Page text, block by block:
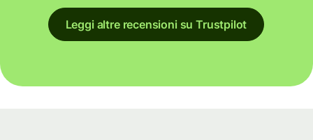
Leggi altre recensioni su Trustpilot